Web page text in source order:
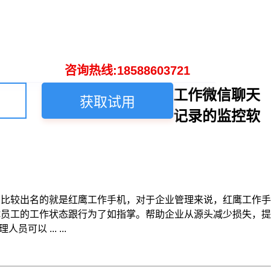
咨询热线:18588603721
获取试用
工作微信聊天
记录的监控软
出名的就是红鹰工作手机，对于企业管理来说，红鹰工作手
工的工作状态跟行为了如指掌。帮助企业从源头减少损失，提
员可以 ... ...